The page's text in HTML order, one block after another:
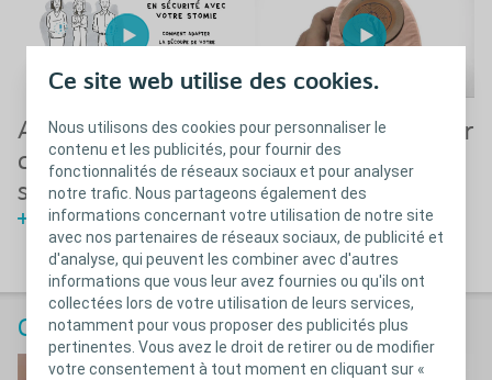
Ce site web utilise des cookies.
Nous utilisons des cookies pour personnaliser le
contenu et les publicités, pour fournir des
fonctionnalités de réseaux sociaux et pour analyser
notre trafic. Nous partageons également des
informations concernant votre utilisation de notre site
avec nos partenaires de réseaux sociaux, de publicité et
d'analyse, qui peuvent les combiner avec d'autres
informations que vous leur avez fournies ou qu'ils ont
collectées lors de votre utilisation de leurs services,
notamment pour vous proposer des publicités plus
pertinentes. Vous avez le droit de retirer ou de modifier
votre consentement à tout moment en cliquant sur «
Apprendre à
découper son
support de stomie
Voir la vidéo
Comment préparer
le protecteur
cutané avant son
application ?
Voir la vidéo
Contrôler le filtre